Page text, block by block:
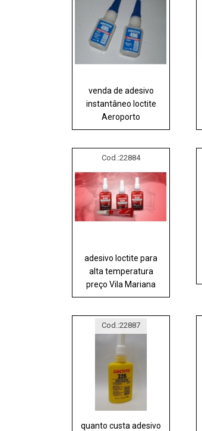
venda de adesivo
instantâneo loctite
Aeroporto
Cod.:22884
adesivo loctite para
alta temperatura
preço Vila Mariana
Cod.:22887
quanto custa adesivo